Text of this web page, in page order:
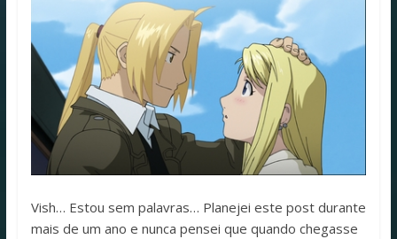
Vish… Estou sem palavras… Planejei este post durante
mais de um ano e nunca pensei que quando chegasse